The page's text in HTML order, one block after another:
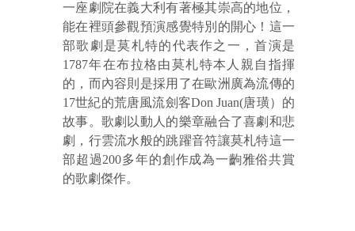
一座劇院在義大利有著極其崇高的地位，
能在裡頭參觀預演感覺特別的開心！這一
部歌劇是莫札特的代表作之一，首演是
1787年在布拉格由莫札特本人親自指揮
的，而內容則是採用了在歐洲廣為流傳的
17世紀的荒唐風流劍客Don Juan(唐璜）的
故事。歌劇以動人的樂章融合了喜劇和悲
劇，行雲流水般的跳躍音符讓莫札特這一
部超過200多年的創作成為一齣雅俗共賞
的歌劇傑作。